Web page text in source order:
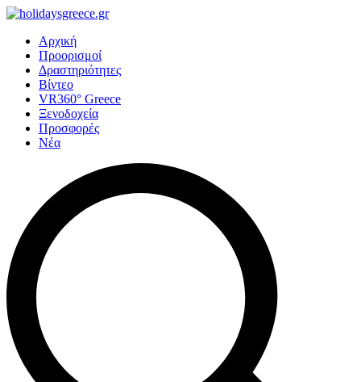
Αρχική
Προορισμοί
Δραστηριότητες
Βίντεο
VR360° Greece
Ξενοδοχεία
Προσφορές
Νέα